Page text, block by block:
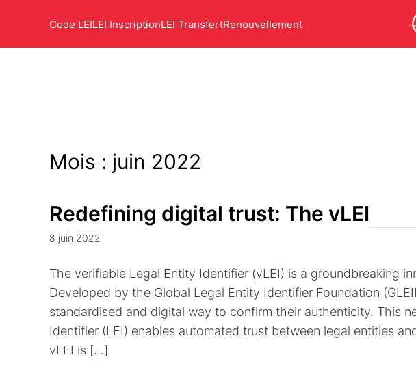
Code LEILEI InscriptionLEI TransfertRenouvellement
Mois : juin 2022
Redefining digital trust: The vLEI
8 juin 2022
The verifiable Legal Entity Identifier (vLEI) is a groundbreaking
Developed by the Global Legal Entity Identifier Foundation
standardised and digital way to confirm their authenticity. This
Identifier (LEI) enables automated trust between legal entities
vLEI is […]